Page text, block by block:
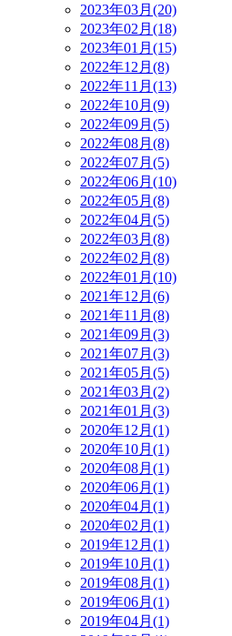
2023年03月(20)
2023年02月(18)
2023年01月(15)
2022年12月(8)
2022年11月(13)
2022年10月(9)
2022年09月(5)
2022年08月(8)
2022年07月(5)
2022年06月(10)
2022年05月(8)
2022年04月(5)
2022年03月(8)
2022年02月(8)
2022年01月(10)
2021年12月(6)
2021年11月(8)
2021年09月(3)
2021年07月(3)
2021年05月(5)
2021年03月(2)
2021年01月(3)
2020年12月(1)
2020年10月(1)
2020年08月(1)
2020年06月(1)
2020年04月(1)
2020年02月(1)
2019年12月(1)
2019年10月(1)
2019年08月(1)
2019年06月(1)
2019年04月(1)